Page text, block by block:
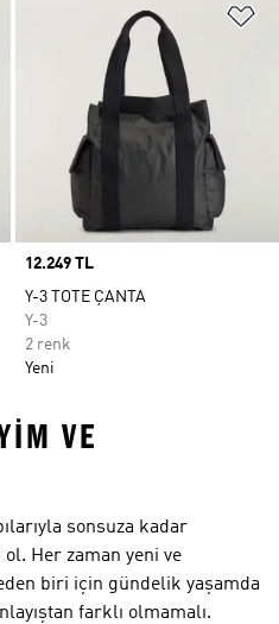
Favori Listesine Ekle
Price
12.249 TL
Y-3 TOTE ÇANTA
Y-3
2 renk
Yeni
VE
sonsuza kadar
Her zaman yeni ve
biri için gündelik yaşamda
farklı olmamalı.